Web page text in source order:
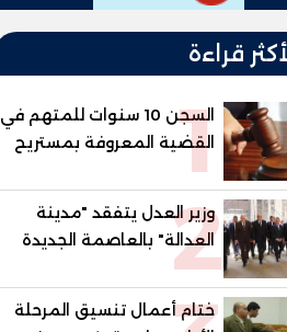
قراءة
1
السجن 10 سنوات للمتهم في
القضية المعروفة بمستريح
البيض
2
وزير العدل يتفقد "مدينة
العدالة" بالعاصمة الجديدة
وبرفقته رئيسا هيئة قضايا
الدولة وهيئة النيابة الإدارية
ختام أعمال تنسيق المرحلة